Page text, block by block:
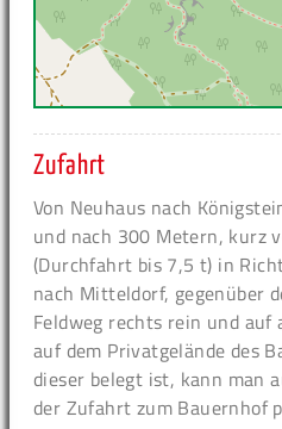
Zufahrt
Von Neuhaus nach
und nach 300 Metern, kurz
(Durchfahrt bis 7,5 t) in
nach Mitteldorf, gegenüber
Feldweg rechts rein und auf
auf dem Privatgelände des
dieser belegt ist, kann man
der Zufahrt zum Bauernhof